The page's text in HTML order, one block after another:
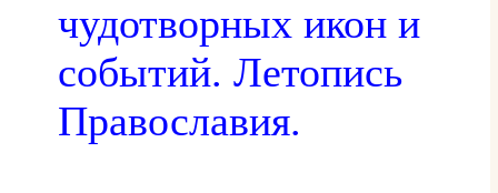
чудотворных икон и
событий. Летопись
Православия.